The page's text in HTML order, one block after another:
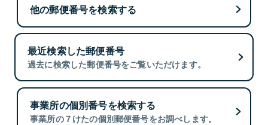
他の郵便番号を検索する
最近検索した郵便番号
過去に検索した郵便番号をご覧いただけます。
事業所の個別番号を検索する
事業所の７けたの個別郵便番号をお調べします。